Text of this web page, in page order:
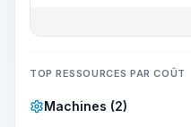
TOP RESSOURCES PAR COÛT
Machines (2)